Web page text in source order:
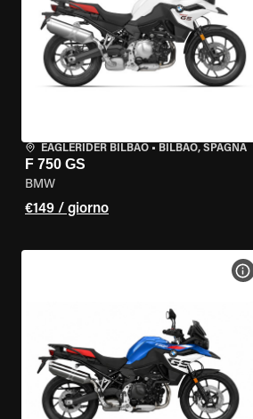
EAGLERIDER BILBAO • BILBAO, SPAGNA
F 750 GS
BMW
€149 / giorno